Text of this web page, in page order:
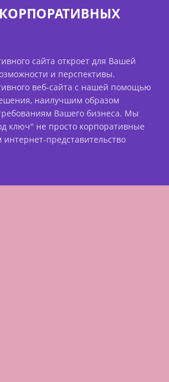
сайта откроет для Вашей
и перспективы.
веб-сайта с нашей помощью
наилучшим образом
Вашего бизнеса. Мы
ключ" не просто корпоративные
представительство